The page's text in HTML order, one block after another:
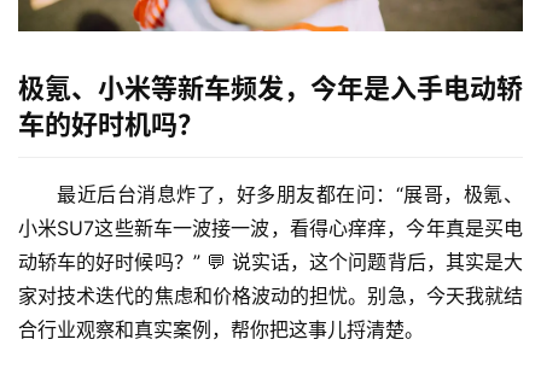
极氪、小米等新车频发，今年是入手电动轿
车的好时机吗？
最近后台消息炸了，好多朋友都在问： “展哥，极氪、
小米SU7这些新车一波接一波，看得心痒痒，今年真是买电
动轿车的好时候吗？” 💬 说实话，这个问题背后，其实是大
家对技术迭代的焦虑和价格波动的担忧。别急，今天我就结
合行业观察和真实案例，帮你把这事儿捋清楚。